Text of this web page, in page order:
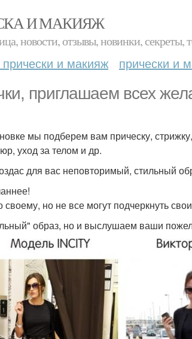
И МАКИЯЖ
новости, отзывы, новинки, секреты,
прически и макияж прически и
приглашаем всех
мы подберем вам прическу,
уход за телом и др.
для вас неповторимый, стильный
своему, но не все могут подчеркнуть
образ, но и выслушаем ваши